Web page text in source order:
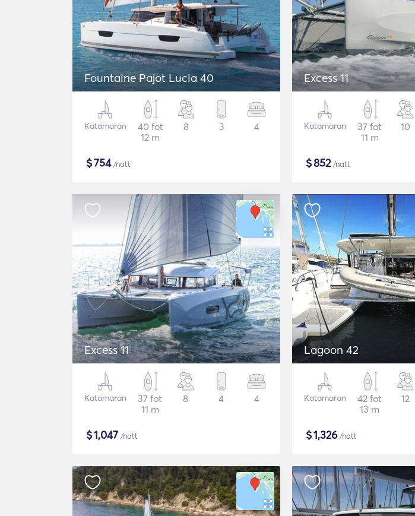
Fountaine Pajot Lucia 40
Katamaran
40 fot
12 m
8 3 4
$754/natt
Excess 11
Katamaran
37 fot
11 m
10
$852/natt
Excess 11
Katamaran
37 fot
11 m
8 4 4
$1,047 /natt
Lagoon 42
Katamaran
42 fot
13 m
12
$1,326/natt